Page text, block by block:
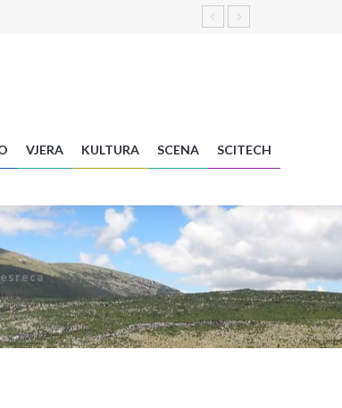
VJERA KULTURA SCENA SCITECH